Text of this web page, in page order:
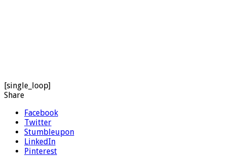
[single_loop]
Share
Facebook
Twitter
Stumbleupon
LinkedIn
Pinterest